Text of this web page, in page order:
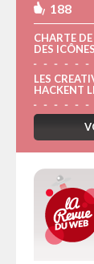
188
CHARTE
DES
LES
HACKENT